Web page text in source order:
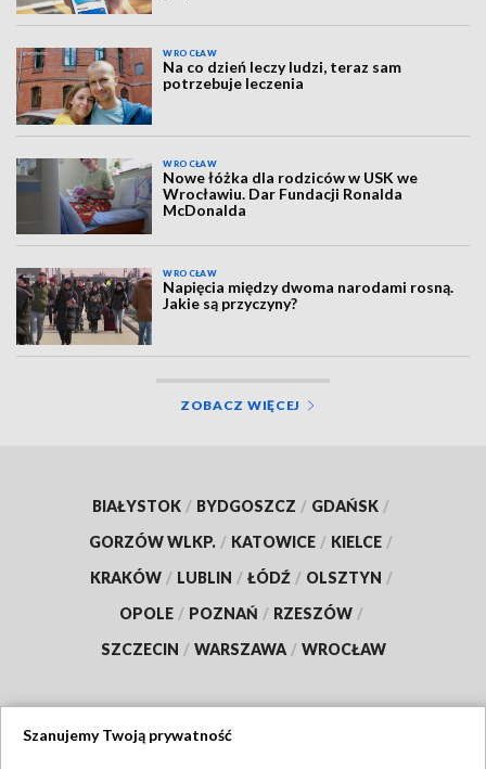
WROCŁAW
Na co dzień leczy ludzi, teraz sam
potrzebuje leczenia
WROCŁAW
Nowe łóżka dla rodziców w USK we
Wrocławiu. Dar Fundacji Ronalda
McDonalda
WROCŁAW
Napięcia między dwoma narodami rosną.
Jakie są przyczyny?
ZOBACZ WIĘCEJ
BIAŁYSTOK / BYDGOSZCZ / GDAŃSK /
GORZÓW WLKP. / KATOWICE / KIELCE /
KRAKÓW / LUBLIN / ŁÓDŹ / OLSZTYN /
OPOLE / POZNAŃ / RZESZÓW /
SZCZECIN / WARSZAWA / WROCŁAW
Szanujemy Twoją prywatność